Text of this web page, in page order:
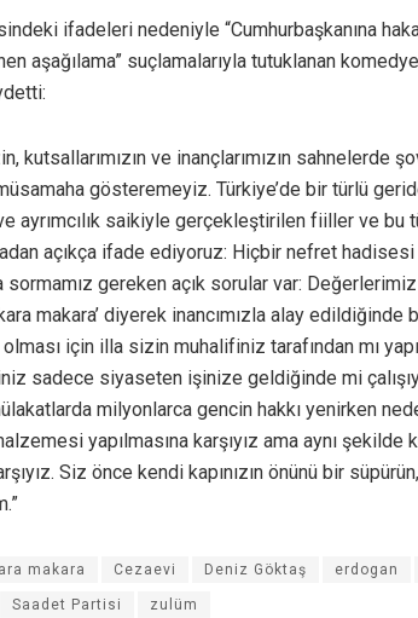
ifadeleri nedeniyle “Cumhurbaşkanına
aşağılama” suçlamalarıyla tutuklanan
kutsallarımızın ve inançlarımızın sahnelerde
gösteremeyiz. Türkiye’de bir türlü
ayrımcılık saikiyle gerçekleştirilen fiiller ve bu
açıkça ifade ediyoruz: Hiçbir nefret
sormamız gereken açık sorular var:
makara’ diyerek inancımızla alay
olması için illa sizin muhalifiniz tarafından mı
sadece siyaseten işinize geldiğinde mi
milyonlarca gencin hakkı yenirken
yapılmasına karşıyız ama aynı
Siz önce kendi kapınızın önünü bir
makara Cezaevi Deniz Göktaş erdogan
Saadet Partisi zulüm